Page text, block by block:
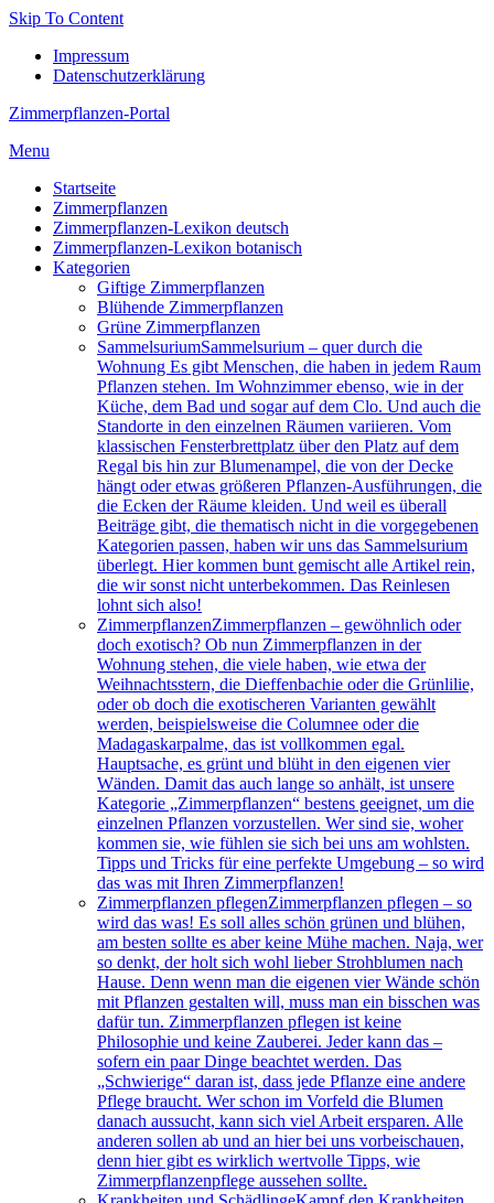
Skip To Content
Impressum
Datenschutzerklärung
Zimmerpflanzen-Portal
Menu
Startseite
Zimmerpflanzen
Zimmerpflanzen-Lexikon deutsch
Zimmerpflanzen-Lexikon botanisch
Kategorien
Giftige Zimmerpflanzen
Blühende Zimmerpflanzen
Grüne Zimmerpflanzen
Sam­mel­su­ri­umSammelsurium – quer durch die
Wohnung Es gibt Menschen, die haben in jedem Raum
Pflanzen stehen. Im Wohnzimmer ebenso, wie in der
Küche, dem Bad und sogar auf dem Clo. Und auch die
Standorte in den einzelnen Räumen variieren. Vom
klassischen Fensterbrettplatz über den Platz auf dem
Regal bis hin zur Blumenampel, die von der Decke
hängt oder etwas größeren Pflanzen-Ausführungen, die
die Ecken der Räume kleiden. Und weil es überall
Beiträge gibt, die thematisch nicht in die vorgegebenen
Kategorien passen, haben wir uns das Sammelsurium
überlegt. Hier kommen bunt gemischt alle Artikel rein,
die wir sonst nicht unterbekommen. Das Reinlesen
lohnt sich also!
ZimmerpflanzenZimmerpflanzen – gewöhnlich oder
doch exotisch? Ob nun Zimmerpflanzen in der
Wohnung stehen, die viele haben, wie etwa der
Weihnachtsstern, die Dieffenbachie oder die Grünlilie,
oder ob doch die exotischeren Varianten gewählt
werden, beispielsweise die Columnee oder die
Madagaskarpalme, das ist vollkommen egal.
Hauptsache, es grünt und blüht in den eigenen vier
Wänden. Damit das auch lange so anhält, ist unsere
Kategorie „Zimmerpflanzen“ bestens geeignet, um die
einzelnen Pflanzen vorzustellen. Wer sind sie, woher
kommen sie, wie fühlen sie sich bei uns am wohlsten.
Tipps und Tricks für eine perfekte Umgebung – so wird
das was mit Ihren Zimmerpflanzen!
Zimmerpflanzen pflegenZimmerpflanzen pflegen – so
wird das was! Es soll alles schön grünen und blühen,
am besten sollte es aber keine Mühe machen. Naja, wer
so denkt, der holt sich wohl lieber Strohblumen nach
Hause. Denn wenn man die eigenen vier Wände schön
mit Pflanzen gestalten will, muss man ein bisschen was
dafür tun. Zimmerpflanzen pflegen ist keine
Philosophie und keine Zauberei. Jeder kann das –
sofern ein paar Dinge beachtet werden. Das
„Schwierige“ daran ist, dass jede Pflanze eine andere
Pflege braucht. Wer schon im Vorfeld die Blumen
danach aussucht, kann sich viel Arbeit ersparen. Alle
anderen sollen ab und an hier bei uns vorbeischauen,
denn hier gibt es wirklich wertvolle Tipps, wie
Zimmerpflanzenpflege aussehen sollte.